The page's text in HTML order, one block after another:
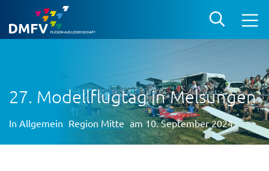
27. Modellflugtag in Melsungen
In Allgemein Region Mitte am 10. September 2024